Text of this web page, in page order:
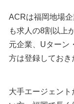
ACRは福岡地場
も求人の8割以上
元企業、Uターン
方は登録しておき
大手エージェン